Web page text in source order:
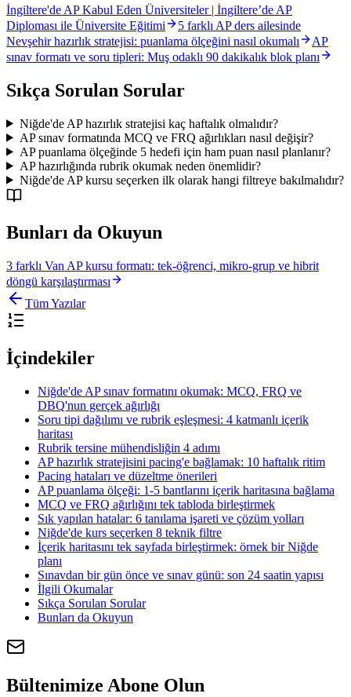
İngiltere'de AP Kabul Eden Üniversiteler | İngiltere’de AP
Diploması ile Üniversite Eğitimi
5 farklı AP ders ailesinde
Nevşehir hazırlık stratejisi: puanlama ölçeğini nasıl okumalı
AP
sınav formatı ve soru tipleri: Muş odaklı 90 dakikalık blok planı
Sıkça Sorulan Sorular
Niğde'de AP hazırlık stratejisi kaç haftalık olmalıdır?
AP sınav formatında MCQ ve FRQ ağırlıkları nasıl değişir?
AP puanlama ölçeğinde 5 hedefi için ham puan nasıl planlanır?
AP hazırlığında rubrik okumak neden önemlidir?
Niğde'de AP kursu seçerken ilk olarak hangi filtreye bakılmalıdır?
Bunları da Okuyun
3 farklı Van AP kursu formatı: tek-öğrenci, mikro-grup ve hibrit
döngü karşılaştırması
Tüm Yazılar
İçindekiler
Niğde'de AP sınav formatını okumak: MCQ, FRQ ve
DBQ'nun gerçek ağırlığı
Soru tipi dağılımı ve rubrik eşleşmesi: 4 katmanlı içerik
haritası
Rubrik tersine mühendisliğin 4 adımı
AP hazırlık stratejisini pacing'e bağlamak: 10 haftalık ritim
Pacing hataları ve düzeltme önerileri
AP puanlama ölçeği: 1-5 bantlarını içerik haritasına bağlama
MCQ ve FRQ ağırlığını tek tabloda birleştirmek
Sık yapılan hatalar: 6 tanılama işareti ve çözüm yolları
Niğde'de kurs seçerken 8 teknik filtre
İçerik haritasını tek sayfada birleştirmek: örnek bir Niğde
planı
Sınavdan bir gün önce ve sınav günü: son 24 saatin yapısı
İlgili Okumalar
Sıkça Sorulan Sorular
Bunları da Okuyun
Bültenimize Abone Olun